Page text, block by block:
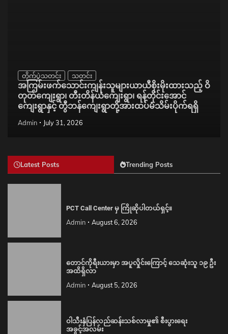
တိုက်ပွဲသတင်း သတင်း
အကြမ်းဖက်သောင်းကျန်းသူများယာယီစိုးမိုးထားသည့် ဝိ
တုတ်ကျေးရွာ၊ တီးတိန်ယံကျေးရွာ၊ ရန်တိုင်းအောင်
ကျေးရွာနှင့် တွီဘန်ကျေးရွာတို့အားထပ်မံသိမ်းပိုက်ရရှိ
Admin July 31, 2026
Latest Posts Trending Posts
PCT Call Center မှ ကြိုဆိုပါတယ်ရှင့်။
Admin August 6, 2026
တောင်ကိုရီးယားမှာ အပူလှိုင်းကြောင့် သေဆုံးသူ ၁၉ ဦး
အထိရှိလာ
Admin August 5, 2026
ဝါသီးနှံပြန်လည်ဆန်းသစ်လာမှု၏ စီးပွားရေး
အခွင့်အလမ်း